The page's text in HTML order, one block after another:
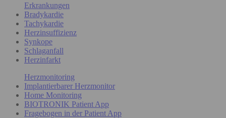
Erkrankungen
Bradykardie
Tachykardie
Herzinsuffizienz
Synkope
Schlaganfall
Herzinfarkt
Herzmonitoring
Implantierbarer Herzmonitor
Home Monitoring
BIOTRONIK Patient App
Fragebogen in der Patient App